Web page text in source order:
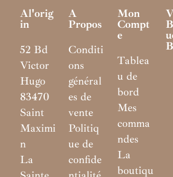
Al'orig
In
52 Bd
Victor
Hugo
83470
Saint
Maximi
n
La
A
Propos
Conditi
ons
général
es de
vente
Politiq
ue de
confide
Mon
Compt
E
Tablea
u de
bord
Mes
comma
ndes
La
boutiqu